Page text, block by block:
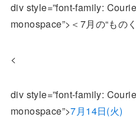
div style=”font-family:
monospace”>＜7月の“もの
<
div style=”font-family:
monospace”>7月14日(火)